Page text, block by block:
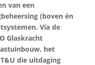
van een
(boven én
Via de
Glaskracht
het
die uitdaging